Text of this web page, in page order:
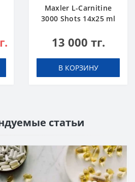
Maxler L-Carnitine
3000 Shots 14x25 ml
13 000 тг.
В КОРЗИНУ
статьи